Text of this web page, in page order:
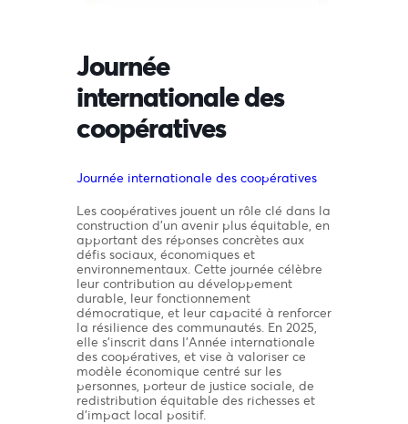
Journée
internationale des
coopératives
Journée internationale des coopératives
Les coopératives jouent un rôle clé dans la
construction d’un avenir plus équitable, en
apportant des réponses concrètes aux
défis sociaux, économiques et
environnementaux. Cette journée célèbre
leur contribution au développement
durable, leur fonctionnement
démocratique, et leur capacité à renforcer
la résilience des communautés. En 2025,
elle s’inscrit dans l’Année internationale
des coopératives, et vise à valoriser ce
modèle économique centré sur les
personnes, porteur de justice sociale, de
redistribution équitable des richesses et
d’impact local positif.